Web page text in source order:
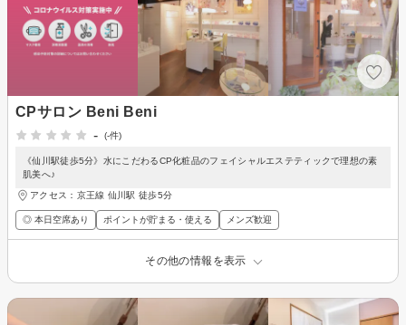
CPサロン Beni Beni
-
(-件)
《仙川駅徒歩5分》水にこだわるCP化粧品のフェイシャルエステティックで理想の素
肌美へ♪
アクセス：京王線 仙川駅 徒歩5分
◎ 本日空席あり ポイントが貯まる・使える メンズ歓迎
その他の情報を表示